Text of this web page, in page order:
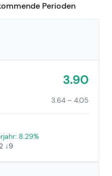
Perioden
3.90
3.64 – 4.05
8.29%
↓9